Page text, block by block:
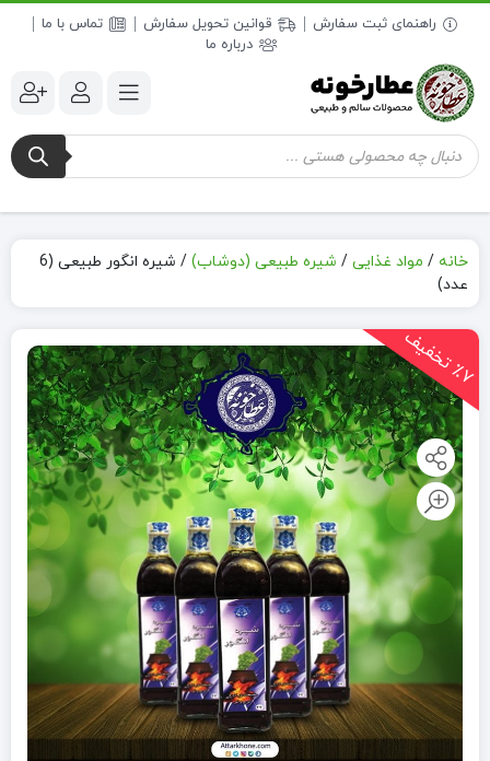
راهنمای ثبت سفارش قوانین تحویل سفارش
تماس با ما
درباره ما
جستجوی
محصولات
خانه / مواد غذایی / شیره طبیعی (دوشاب) /
شیره انگور طبیعی (6
عدد)
٪7
ت
خ
ف
یف